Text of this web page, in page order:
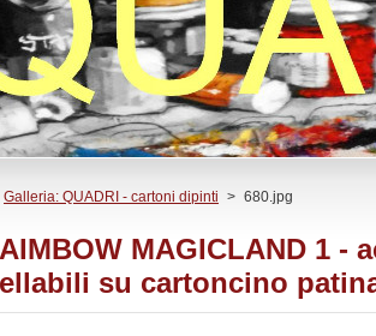
Galleria: QUADRI - cartoni dipinti > 680.jpg
MAGICLAND 1 -
su cartoncino